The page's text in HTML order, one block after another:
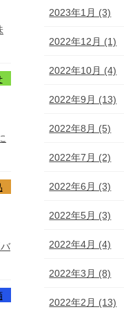
2023年1月 (3)
2022年12月 (1)
2022年10月 (4)
2022年9月 (13)
2022年8月 (5)
2022年7月 (2)
2022年6月 (3)
2022年5月 (3)
2022年4月 (4)
2022年3月 (8)
2022年2月 (13)